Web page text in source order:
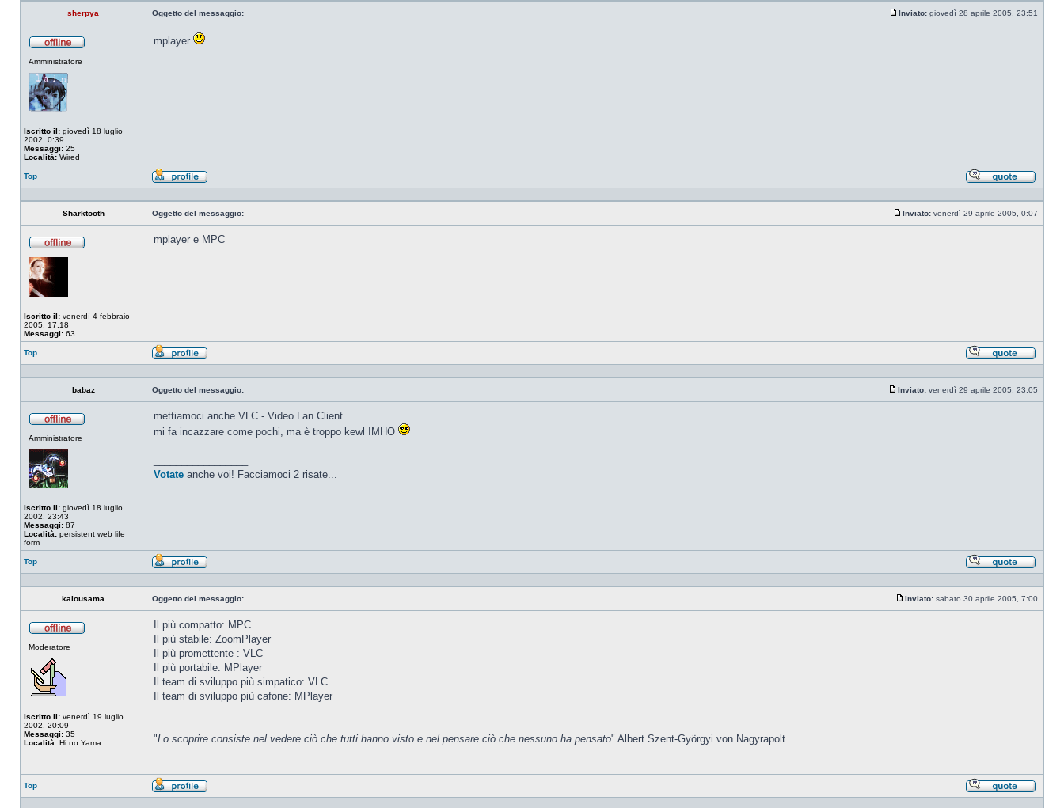
sherpya
Oggetto del messaggio:
Messaggio
Inviato: giovedì 28 aprile 2005, 23:51
Amministratore
Iscritto il: giovedì 18 luglio
2002, 0:39
Messaggi: 25
Località: Wired
mplayer
Top
Profilo
Sharktooth
Oggetto del messaggio:
Inviato: venerdì 29 aprile 2005, 0:07
Iscritto il: venerdì 4 febbraio
2005, 17:18
Messaggi: 63
mplayer e MPC
Top
Profilo
babaz
Oggetto del messaggio:
Inviato: venerdì 29 aprile 2005, 23:05
Amministratore
Iscritto il: giovedì 18 luglio
2002, 23:43
Messaggi: 87
Località: persistent web life
form
mettiamoci anche VLC - Video Lan Client
mi fa incazzare come pochi, ma è troppo kewl IMHO
Votate anche voi! Facciamoci 2 risate...
Top
Profilo
kaiousama
Oggetto del messaggio:
Inviato: sabato 30 aprile 2005, 7:00
Moderatore
Iscritto il: venerdì 19 luglio
2002, 20:09
Messaggi: 35
Località: Hi no Yama
Il più compatto: MPC
Il più stabile: ZoomPlayer
Il più promettente : VLC
Il più portabile: MPlayer
Il team di sviluppo più simpatico: VLC
Il team di sviluppo più cafone: MPlayer
"Lo scoprire consiste nel vedere ciò che tutti hanno visto e nel pensare ciò che nessuno ha pensato" Albert Szent-Györgyi von Nagyrapolt
Top
Profilo